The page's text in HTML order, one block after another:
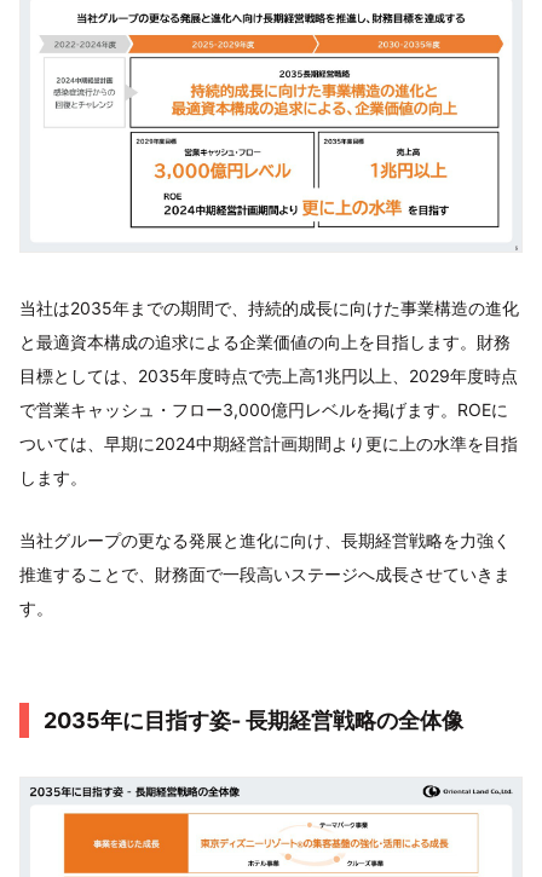
当社は2035年までの期間で、持続的成長に向けた事業構造の進化
と最適資本構成の追求による企業価値の向上を目指します。財務
目標としては、2035年度時点で売上高1兆円以上、2029年度時点
で営業キャッシュ・フロー3,000億円レベルを掲げます。ROEに
ついては、早期に2024中期経営計画期間より更に上の水準を目指
します。
当社グループの更なる発展と進化に向け、長期経営戦略を力強く
推進することで、財務面で一段高いステージへ成長させていきま
す。
2035年に目指す姿- 長期経営戦略の全体像